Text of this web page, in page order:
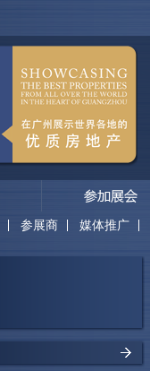
参展商 媒体推广